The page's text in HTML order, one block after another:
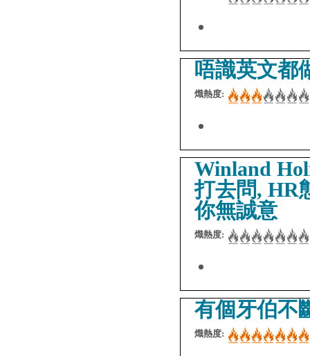
唔識英文都
熾熱度:
Winland
打去問, HR
你無誠意
熾熱度:
有個牙伯不
熾熱度: